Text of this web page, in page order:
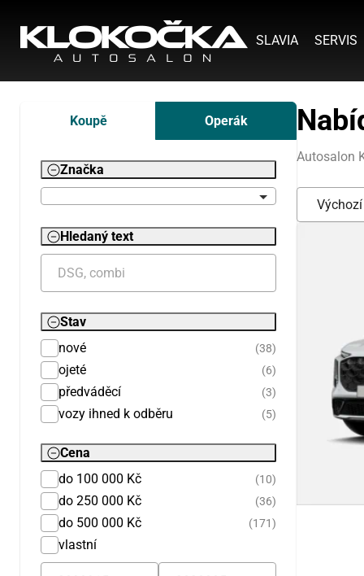
SLAVIA SERVIS
Koupě Operák
Značka
Hledaný text
Stav
nové
(38)
ojeté (6)
předváděcí (3)
vozy ihned k odběru (5)
Cena
do 100 000 Kč
(10)
do 250 000 Kč (36)
do 500 000 Kč (171)
vlastní
Autosalon